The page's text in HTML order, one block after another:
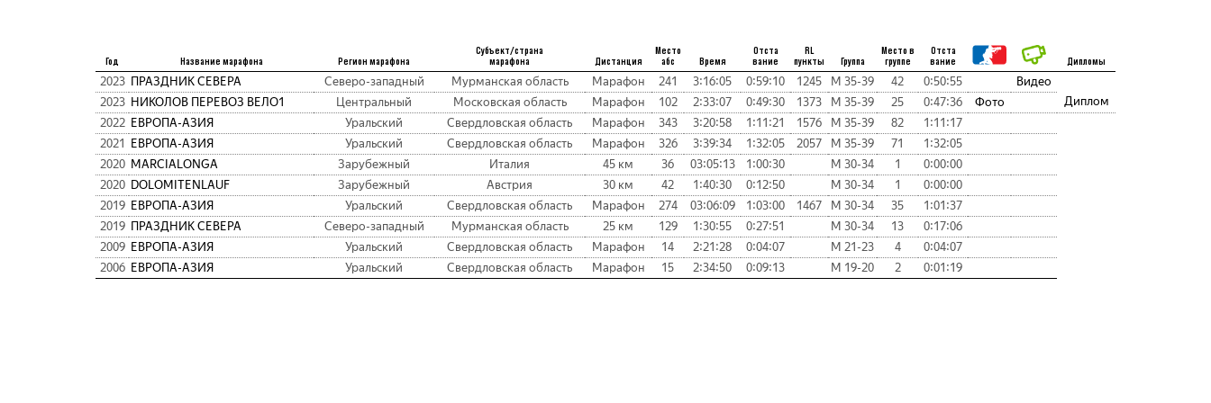
Год Название марафона Регион марафона
Субъект/страна
марафона
Дистанция
Место
абс
Время
Отста
вание
RL
пункты
Группа
Место в
группе
Отста
вание
Дипломы
2023 ПРАЗДНИК СЕВЕРА Северо-западный Мурманская область Марафон 241 3:16:05 0:59:10 1245 М 35-39 42 0:50:55
Видео
2023 НИКОЛОВ ПЕРЕВОЗ ВЕЛО1 Центральный Московская область Марафон 102 2:33:07 0:49:30 1373 М 35-39 25 0:47:36 Фото
Диплом
2022 ЕВРОПА-АЗИЯ Уральский Свердловская область Марафон 343 3:20:58 1:11:21 1576 М 35-39 82
1:11:17
2021
ЕВРОПА-АЗИЯ Уральский Свердловская область Марафон 326 3:39:34 1:32:05 2057 М 35-39 71
1:32:05
2020 MARCIALONGA Зарубежный Италия 45 км 36 03:05:13 1:00:30 М 30-34 1
0:00:00
2020 DOLOMITENLAUF Зарубежный Австрия 30 км 42 1:40:30 0:12:50 М 30-34 1
0:00:00
2019 ЕВРОПА-АЗИЯ Уральский Свердловская область Марафон 274 03:06:09 1:03:00 1467 М 30-34 35
1:01:37
2019 ПРАЗДНИК СЕВЕРА Северо-западный Мурманская область 25 км 129 1:30:55 0:27:51 М 30-34 13
0:17:06
2009 ЕВРОПА-АЗИЯ Уральский Свердловская область Марафон 14 2:21:28 0:04:07 М 21-23 4
0:04:07
2006 ЕВРОПА-АЗИЯ Уральский Свердловская область Марафон 15 2:34:50 0:09:13 М 19-20 2 0:01:19